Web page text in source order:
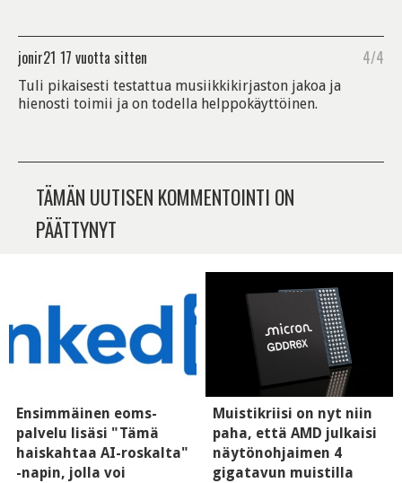
jonir21 17 vuotta sitten 4/4
Tuli pikaisesti testattua musiikkikirjaston jakoa ja
hienosti toimii ja on todella helppokäyttöinen.
TÄMÄN UUTISEN KOMMENTOINTI ON
PÄÄTTYNYT
Ensimmäinen eoms-
palvelu lisäsi "Tämä
haiskahtaa AI-roskalta"
-napin, jolla voi
Muistikriisi on nyt niin
paha, että AMD julkaisi
näytönohjaimen 4
gigatavun muistilla